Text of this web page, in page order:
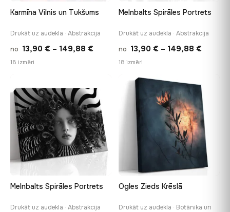
Karmīna Vilnis un Tukšums
Drukāt uz audekla · Abstrakcija
no 13,90 € – 149,88 €
through
149,88 €
18 izmēri
Melnbalts Spirāles Portrets
Drukāt uz audekla · Abstrakcija
no 13,90 € – 149,88 €
18 izmēri
♡
Melnbalts Spirāles Portrets
Drukāt uz audekla · Abstrakcija
♡
Ogles Zieds Krēslā
Drukāt uz audekla · Botānika un